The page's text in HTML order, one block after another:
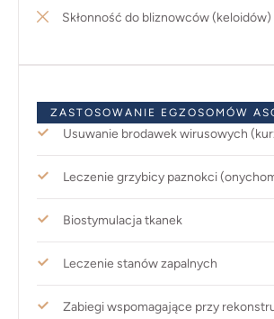
ZASTOSOWANIE EGZOSOMÓW
Usuwanie brodawek wirusowych
Leczenie grzybicy paznokci
Biostymulacja tkanek
Leczenie stanów zapalnych
Zabiegi wspomagające przy
Skłonność do bliznowców (keloidów)